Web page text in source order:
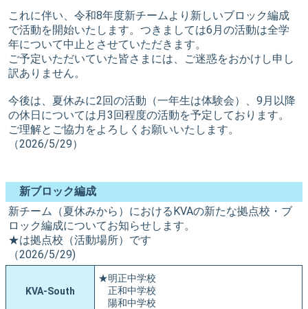
これに伴い、令和8年度新チームより新しいブロック編成
で活動を開始いたします。つきましては6月の活動は全学
年について中止とさせていただきます。
ご予定いただいていた皆さまには、ご迷惑をおかけし申し
訳ありません。
今後は、夏休みに2回の活動（一年生は体験会）、9月以降
の休日については月3回程度の活動を予定しております。
ご理解とご協力をよろしくお願いいたします。
（2026/5/29）
新ブロック編成
新チーム（夏休みから）におけるKVAの新たな拠点校・ブ
ロック編成についてお知らせします。
★は拠点校（活動場所）です
（2026/5/29)
KVA-South
★明正中学校
正和中学校
陽和中学校